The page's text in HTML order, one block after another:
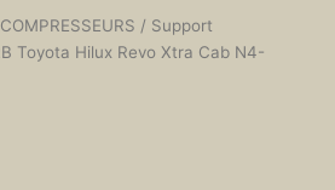
COMPRESSEURS / Support
Toyota Hilux Revo Xtra Cab N4-